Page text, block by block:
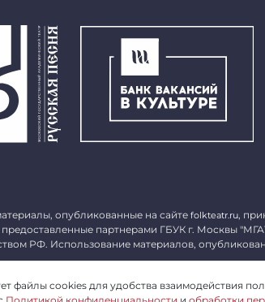
опубликованные на сайте folkteatr.ru,
партнерами ГБУК г. Москвы
РФ. Использование материалов,
файлы cookies для удобства взаимодействия
Политикой конфиденциальности и обработки